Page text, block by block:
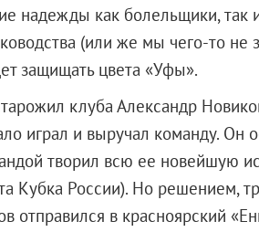
надежды как болельщики, так
(или же мы чего-то не
защищать цвета «Уфы».
клуба Александр
играл и выручал команду. Он
творил всю ее новейшую
Кубка России). Но решением,
отправился в красноярский